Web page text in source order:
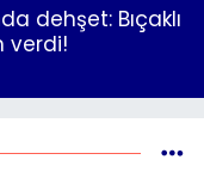
dehşet: Bıçaklı
verdi!